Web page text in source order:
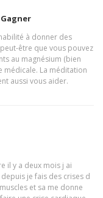
à donner des
être que vous pouvez
au magnésium (bien
médicale. La méditation
aussi vous aider.
il y a deux mois j ai
je fais des crises d
et sa me donne